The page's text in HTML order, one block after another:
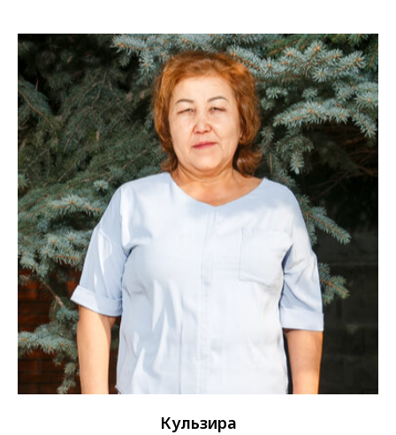
Кульзира